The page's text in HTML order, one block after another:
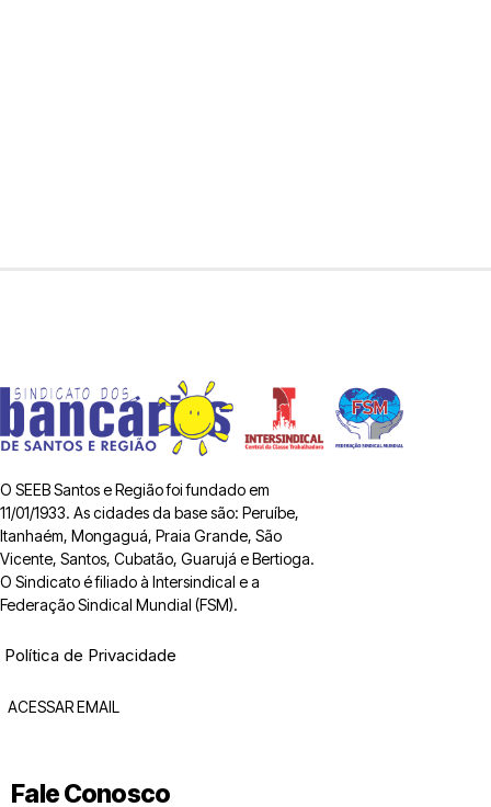
O SEEB Santos e Região foi fundado em
11/01/1933. As cidades da base são: Peruíbe,
Itanhaém, Mongaguá, Praia Grande, São
Vicente, Santos, Cubatão, Guarujá e Bertioga.
O Sindicato é filiado à Intersindical e a
Federação Sindical Mundial (FSM).
Política de Privacidade
ACESSAR EMAIL
Fale Conosco